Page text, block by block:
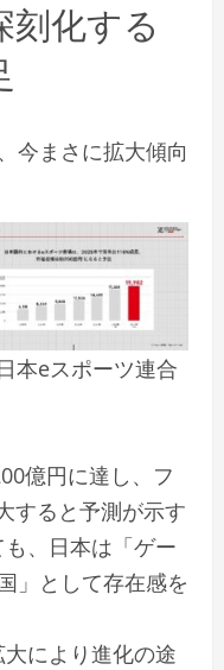
化する
今まさに拡大傾向
本eスポーツ連合
億円に達し、フ
すると予測が示す
、日本は「ゲー
」として存在感を
により進化の途